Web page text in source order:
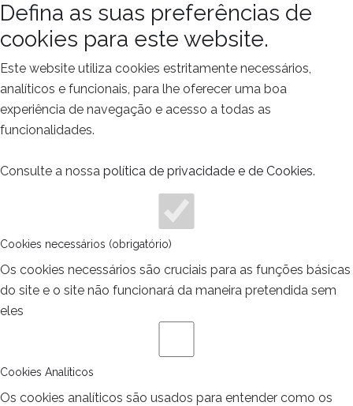
Defina as suas preferências de
cookies para este website.
Este website utiliza cookies estritamente necessários,
analíticos e funcionais, para lhe oferecer uma boa
experiência de navegação e acesso a todas as
funcionalidades.
Consulte a nossa política de privacidade e de Cookies.
Cookies necessários (obrigatório)
Os cookies necessários são cruciais para as funções básicas
do site e o site não funcionará da maneira pretendida sem
eles
Cookies Analíticos
Os cookies analíticos são usados para entender como os